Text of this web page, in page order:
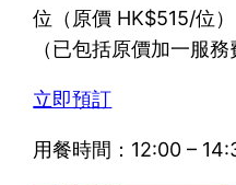
位（原價 HK$515/位）
（已包括原價加一服務
立即預訂
用餐時間：12:00 –